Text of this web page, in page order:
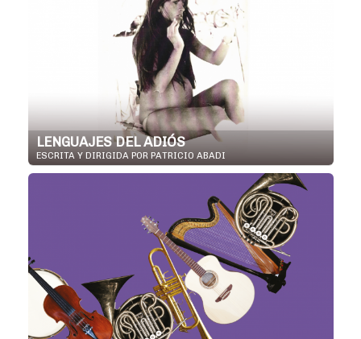
LENGUAJES DEL ADIÓS
ESCRITA Y DIRIGIDA POR PATRICIO ABADI